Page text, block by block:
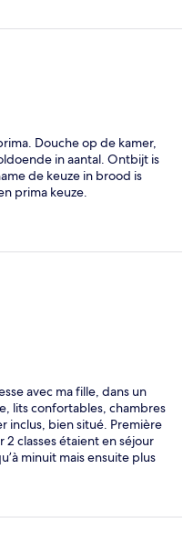
Douche op de kamer,
in aantal. Ontbijt is
de keuze in brood is
prima keuze.
avec ma fille, dans un
lits confortables, chambres
inclus, bien situé. Première
2 classes étaient en séjour
minuit mais ensuite plus
très compliqué avec un
vraiment très très
en même temps qu’eux et
ils avaient privatisé tout